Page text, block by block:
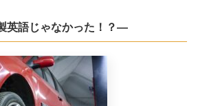
英語じゃなかった！？―